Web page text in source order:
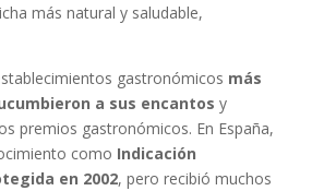
más natural y saludable,
gastronómicos más
a sus encantos y
premios gastronómicos. En España,
como Indicación
en 2002, pero recibió muchos